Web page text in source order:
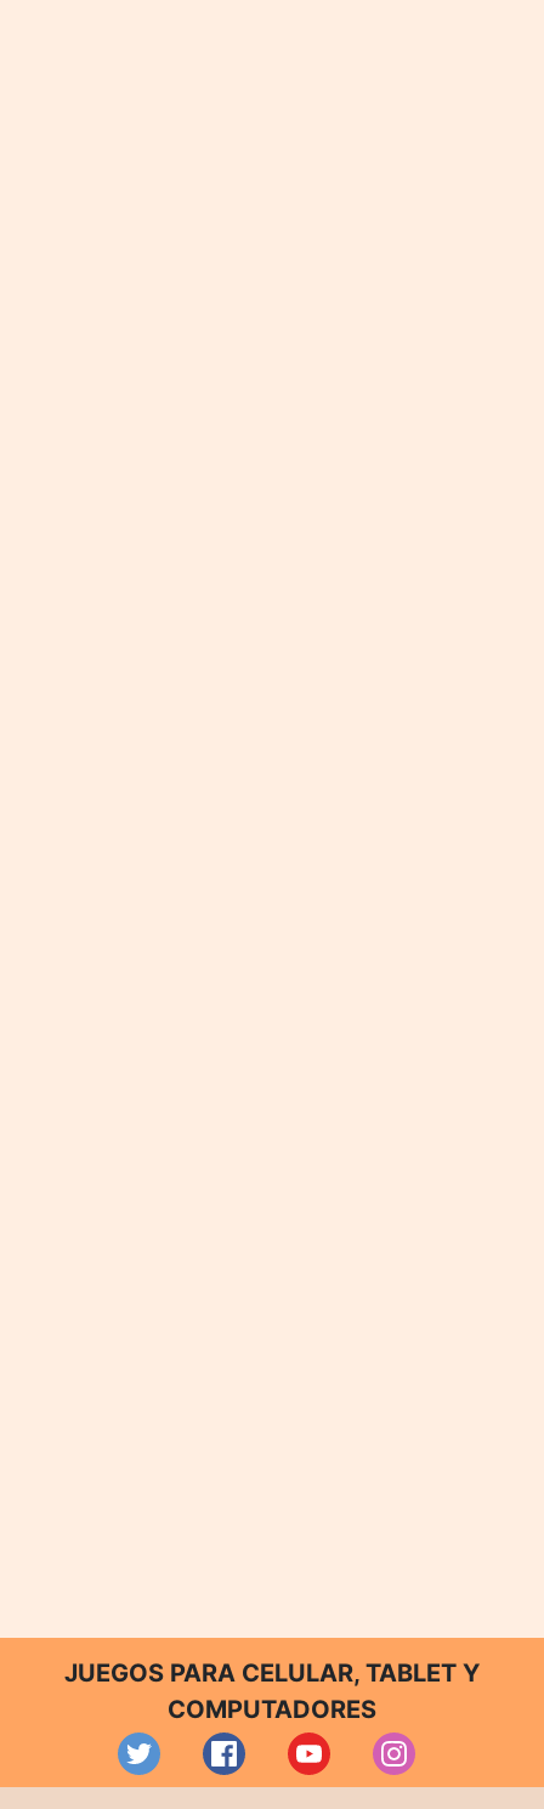
JUEGOS PARA CELULAR, TABLET Y
COMPUTADORES